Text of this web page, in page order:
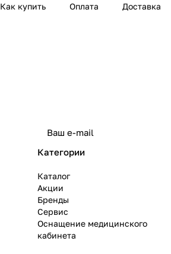
Как купить Оплата Доставка
Категории
Каталог
Акции
Бренды
Сервис
Оснащение медицинского
кабинета